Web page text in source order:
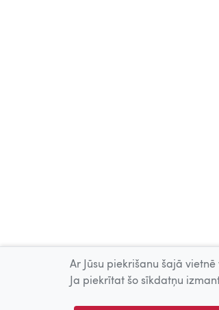
Ar Jūsu piekrišanu šajā
Ja piekrītat šo sīkdatņu